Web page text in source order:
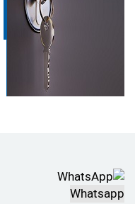
Whatsapp